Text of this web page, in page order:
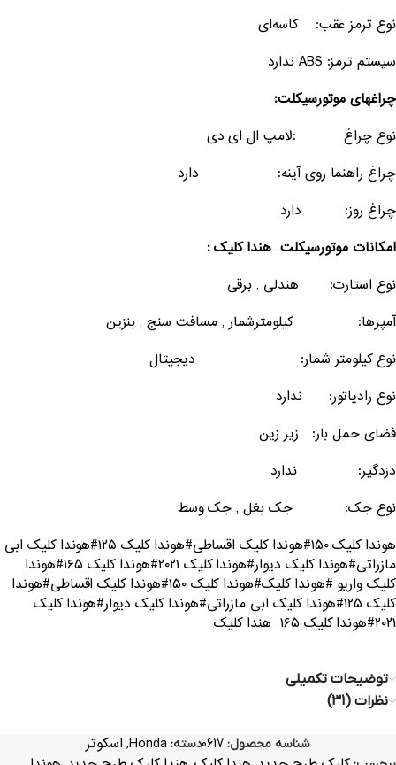
نوع ترمز عقب: کاسه‌ای
سیستم ترمز: ABS ندارد
چراغهای موتورسیکلت:
نوع چراغ :لامپ ال ای دی
چراغ راهنما روی آینه: دارد
چراغ روز: دارد
امکانات موتورسیکلت هندا کلیک :
نوع استارت: هندلی , برقی
آمپرها: کیلومترشمار , مسافت سنج , بنزین
نوع کیلومتر شمار: دیجیتال
نوع رادیاتور: ندارد
فضای حمل بار: زیر زین
دزدگیر: ندارد
نوع جک: جک بغل , جک وسط
هوندا کلیک ۱۵۰#هوندا کلیک اقساطی#هوندا کلیک ۱۲۵#هوندا کلیک ابی
مازراتی#هوندا کلیک دیوار#هوندا کلیک ۲۰۲۱#هوندا کلیک ۱۶۵#هوندا
کلیک واریو #هوندا کلیک#هوندا کلیک ۱۵۰#هوندا کلیک اقساطی#هوندا
کلیک ۱۲۵#هوندا کلیک ابی مازراتی#هوندا کلیک دیوار#هوندا کلیک
۲۰۲۱#هوندا کلیک ۱۶۵ هندا کلیک
توضیحات تکمیلی
نظرات (31)
شناسه محصول: 0617دسته: Honda
, اسکوتر